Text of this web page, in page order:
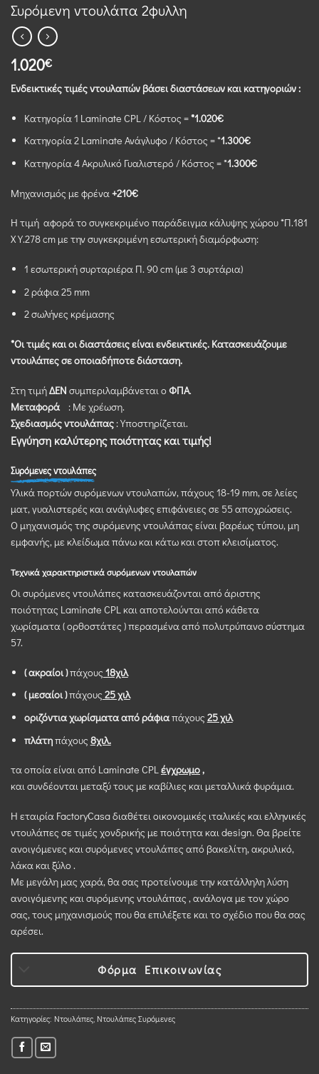
Συρόμενη ντουλάπα 2φυλλη
1.020€
Ενδεικτικές τιμές ντουλαπών βάσει διαστάσεων και κατηγοριών :
Κατηγορία 1 Laminate CPL / Κόστος =*1.020€
Κατηγορία 2 Laminate Ανάγλυφο / Κόστος = *1.300€
Κατηγορία 4 Ακρυλικό Γυαλιστερό / Κόστος = *1.300€
Μηχανισμός με φρένα +210€
Η τιμή αφορά το συγκεκριμένο παράδειγμα κάλυψης χώρου *Π.181
Χ Υ.278 cm με την συγκεκριμένη εσωτερική διαμόρφωση:
1 εσωτερική συρταριέρα Π. 90 cm (με 3 συρτάρια)
2 ράφια 25 mm
2 σωλήνες κρέμασης
*Οι τιμές και οι διαστάσεις είναι ενδεικτικές. Κατασκευάζουμε
ντουλάπες σε οποιαδήποτε διάσταση.
Στη τιμήΔΕΝ συμπεριλαμβάνεται οΦΠΑ.
Μεταφορά : Με χρέωση.
Σχεδιασμός ντουλάπας : Υποστηρίζεται.
Εγγύηση καλύτερης ποιότητας και τιμής!
Συρόμενεςντουλάπες
Υλικά πορτών συρόμενων ντουλαπών, πάχους 18-19 mm, σε λείες
ματ, γυαλιστερές και ανάγλυφες επιφάνειες σε 55 αποχρώσεις.
Ο μηχανισμός της συρόμενης ντουλάπας είναι βαρέως τύπου, μη
εμφανής, με κλείδωμα πάνω και κάτω και στοπ κλεισίματος.
Τεχνικά χαρακτηριστικά συρόμενων ντουλαπών
Οι συρόμενες ντουλάπες κατασκευάζονται από άριστης
ποιότητας Laminate CPL και αποτελούνται από κάθετα
χωρίσματα ( ορθοστάτες ) περασμένα από πολυτρύπανο σύστημα
57.
( ακραίοι )πάχους 18χιλ
( μεσαίοι )πάχους 25 χιλ
οριζόντια χωρίσματα από ράφιαπάχους 25 χιλ
πλάτηπάχους 8χιλ.
τα οποία είναι από Laminate CPLέγχρωμo,
και συνδέονται μεταξύ τους με καβίλιες και μεταλλικά φυράμια.
Η εταιρία FactoryCasa διαθέτει οικονομικές ιταλικές και ελληνικές
ντουλάπες σε τιμές χονδρικής με ποιότητα και design. Θα βρείτε
ανοιγόμενες και συρόμενες ντουλάπες από βακελίτη, ακρυλικό,
λάκα και ξύλο .
Με μεγάλη μας χαρά, θα σας προτείνουμε την κατάλληλη λύση
ανοιγόμενης και συρόμενης ντουλάπας , ανάλογα με τον χώρο
σας, τους μηχανισμούς που θα επιλέξετε και το σχέδιο που θα σας
αρέσει.
Φόρμα Επικοινωνίας
Κατηγορίες: Ντουλάπες Ντουλάπες Συρόμενες